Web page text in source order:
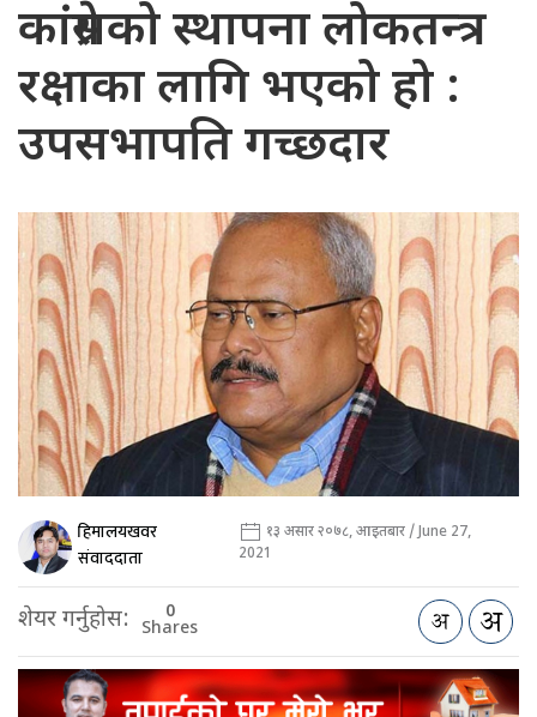
कांग्रेसको स्थापना लोकतन्त्र
रक्षाका लागि भएको हो :
उपसभापति गच्छदार
हिमालयखवर
संवाददाता
१३ असार २०७८, आइतबार / June 27,
2021
शेयर गर्नुहोस: 0
Shares